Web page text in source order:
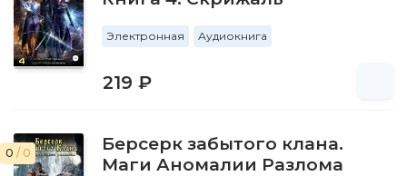
Электронная Аудиокнига
219 ₽
0 / 0
Берсерк забытого клана.
Маги Аномалии Разлома